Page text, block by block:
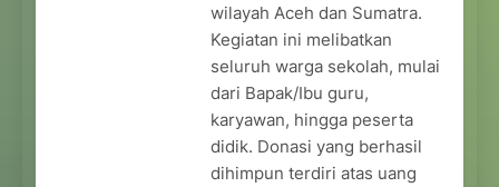
wilayah Aceh dan Sumatra.
Kegiatan ini melibatkan
seluruh warga sekolah, mulai
dari Bapak/Ibu guru,
karyawan, hingga peserta
didik. Donasi yang berhasil
dihimpun terdiri atas uang